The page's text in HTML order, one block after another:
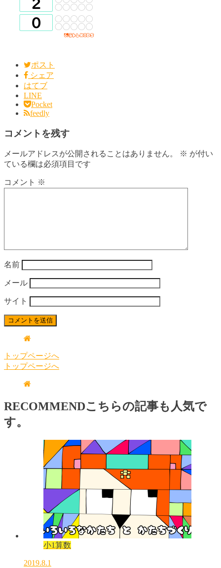
ポスト
シェア
はてブ
LINE
Pocket
feedly
コメントを残す
メールアドレスが公開されることはありません。 ※ が付い
ている欄は必須項目です
コメント ※
名前
メール
サイト
トップページへ
トップページへ
RECOMMENDこちらの記事も人気で
す。
小1算数
2019.8.1